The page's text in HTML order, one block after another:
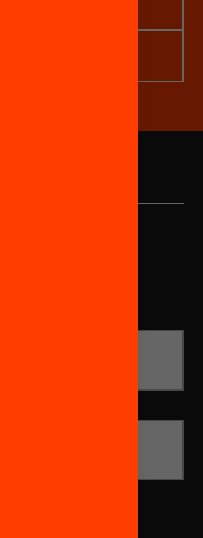
Equitat. Rep
millorar la